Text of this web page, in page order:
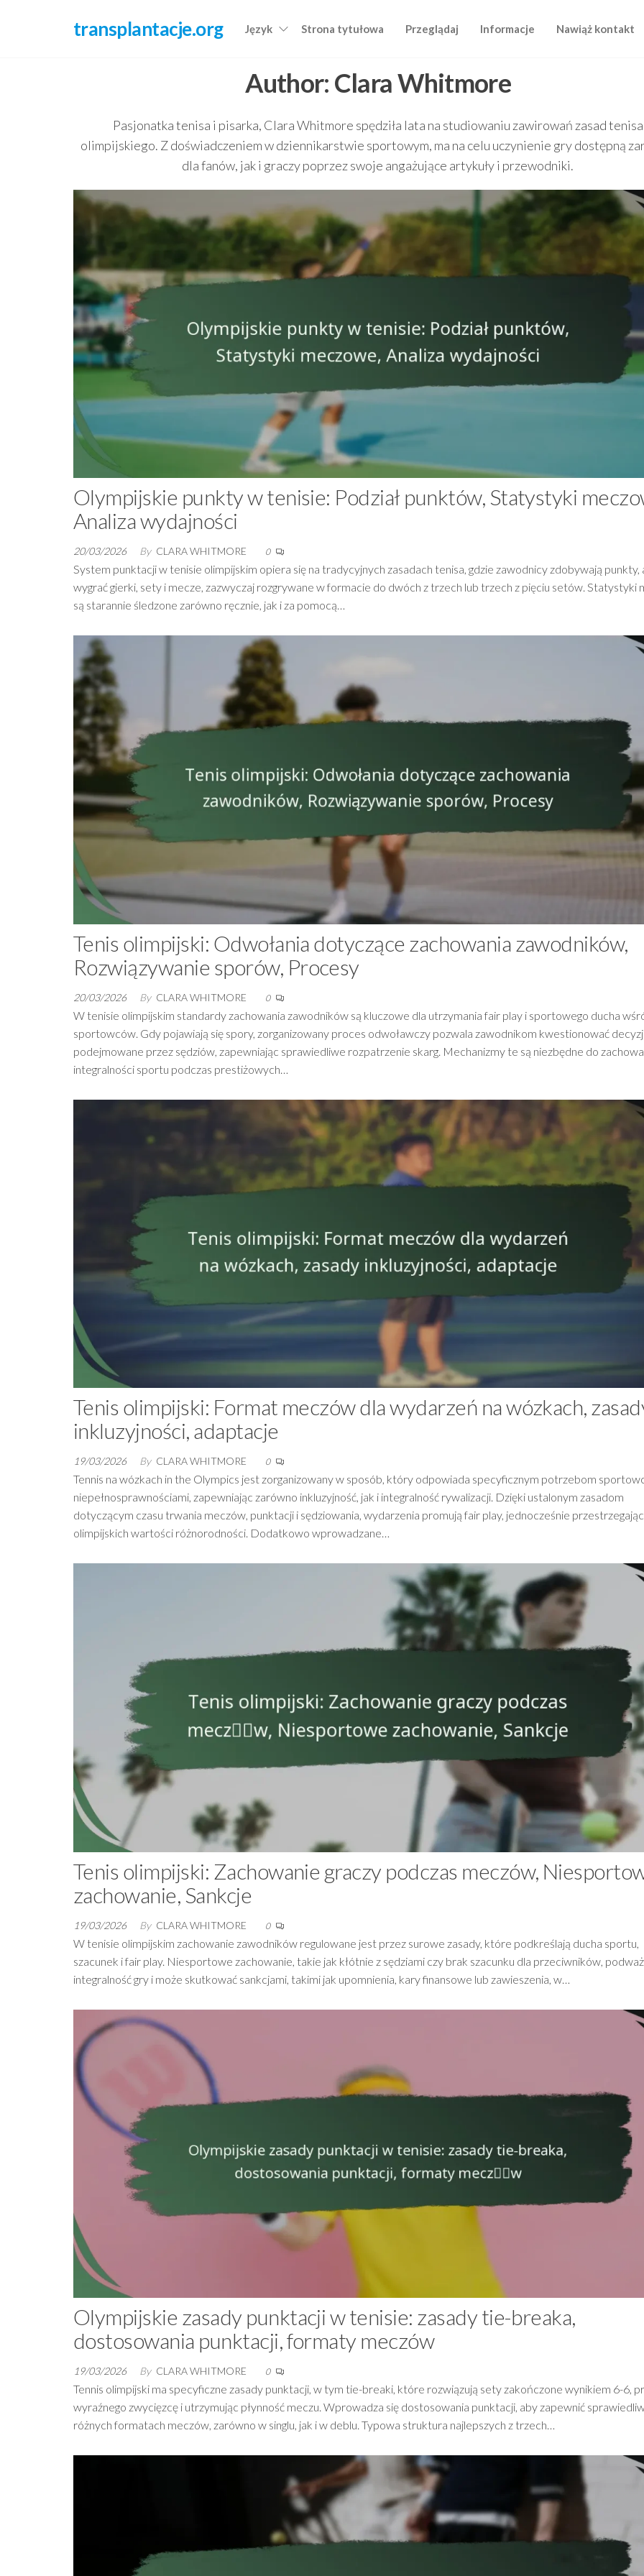
transplantacje.org Język Strona tytułowa Przeglądaj Informacje Nawiąż kontakt
Author: Clara Whitmore
Pasjonatka tenisa i pisarka, Clara Whitmore spędziła lata na studiowaniu zawirowań zasad tenisa
olimpijskiego. Z doświadczeniem w dziennikarstwie sportowym, ma na celu uczynienie gry dostępną
dla fanów, jak i graczy poprzez swoje angażujące artykuły i przewodniki.
Olympijskie punkty w tenisie: Podział punktów, Statystyki
Analiza wydajności
20/03/2026 By CLARA WHITMORE 0
System punktacji w tenisie olimpijskim opiera się na tradycyjnych zasadach tenisa, gdzie zawodnicy zdobywają punkty,
wygrać gierki, sety i mecze, zazwyczaj rozgrywane w formacie do dwóch z trzech lub trzech z pięciu setów. Statystyki
są starannie śledzone zarówno ręcznie, jak i za pomocą…
Tenis olimpijski: Odwołania dotyczące zachowania zawodników,
Rozwiązywanie sporów, Procesy
20/03/2026 By CLARA WHITMORE 0
W tenisie olimpijskim standardy zachowania zawodników są kluczowe dla utrzymania fair play i sportowego ducha
sportowców. Gdy pojawiają się spory, zorganizowany proces odwoławczy pozwala zawodnikom kwestionować
podejmowane przez sędziów, zapewniając sprawiedliwe rozpatrzenie skarg. Mechanizmy te są niezbędne do
integralności sportu podczas prestiżowych…
Tenis olimpijski: Format meczów dla wydarzeń na wózkach,
inkluzyjności, adaptacje
19/03/2026 By CLARA WHITMORE 0
Tennis na wózkach in the Olympics jest zorganizowany w sposób, który odpowiada specyficznym potrzebom
niepełnosprawnościami, zapewniając zarówno inkluzyjność, jak i integralność rywalizacji. Dzięki ustalonym zasadom
dotyczącym czasu trwania meczów, punktacji i sędziowania, wydarzenia promują fair play, jednocześnie przestrzegając
olimpijskich wartości różnorodności. Dodatkowo wprowadzane…
Tenis olimpijski: Zachowanie graczy podczas meczów,
zachowanie, Sankcje
19/03/2026 By CLARA WHITMORE 0
W tenisie olimpijskim zachowanie zawodników regulowane jest przez surowe zasady, które podkreślają ducha sportu,
szacunek i fair play. Niesportowe zachowanie, takie jak kłótnie z sędziami czy brak szacunku dla przeciwników,
integralność gry i może skutkować sankcjami, takimi jak upomnienia, kary finansowe lub zawieszenia, w…
Olympijskie zasady punktacji w tenisie: zasady tie-breaka,
dostosowania punktacji, formaty meczów
19/03/2026 By CLARA WHITMORE 0
Tennis olimpijski ma specyficzne zasady punktacji, w tym tie-breaki, które rozwiązują sety zakończone wynikiem 6-6,
wyraźnego zwycięzcę i utrzymując płynność meczu. Wprowadza się dostosowania punktacji, aby zapewnić
różnych formatach meczów, zarówno w singlu, jak i w deblu. Typowa struktura najlepszych z trzech…